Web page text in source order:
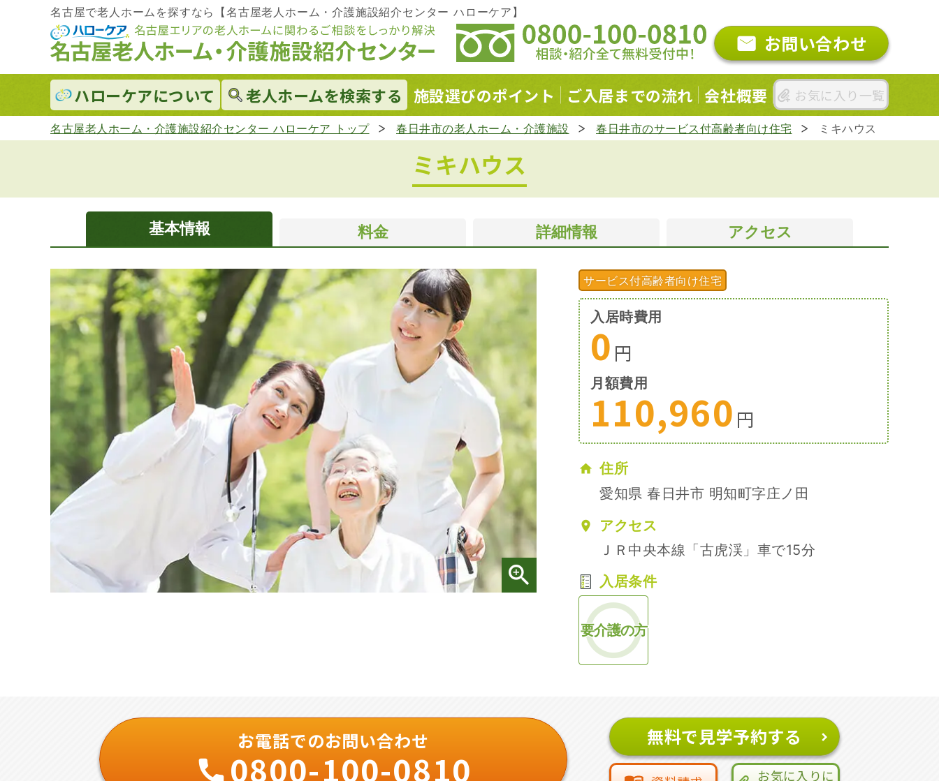
名古屋で老人ホームを探すなら【名古屋老人ホーム・介護施設紹介センター ハローケア】
お問い合わせ
ハローケアについて 老人ホームを検索する 施設選びのポイント ご入居までの流れ 会社概要 お気に入り一覧
名古屋老人ホーム・介護施設紹介センター ハローケア トップ 春日井市の老人ホーム・介護施設 春日井市のサービス付高齢者向け住宅 ミキハウス
ミキハウス
基本情報 料金 詳細情報 アクセス
サービス付高齢者向け住宅
入居時費用
0 円
月額費用
110,960 円
住所
愛知県 春日井市 明知町字庄ノ田
アクセス
ＪＲ中央本線「古虎渓」車で15分
入居条件
要介護の方
お電話でのお問い合わせ
0800-100-0810
無料で見学予約する
お気に入りに